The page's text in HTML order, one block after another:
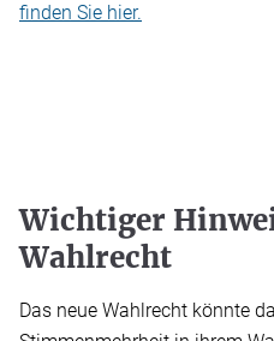
finden Sie hier.
Wichtiger
Wahlrecht
Das neue Wahlrecht könnte